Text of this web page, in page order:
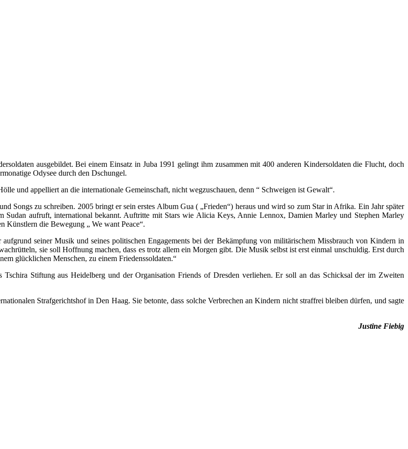
ausgebildet. Bei einem Einsatz in Juba 1991 gelingt ihm zusammen mit 400 anderen Kindersoldaten die Flucht, doch
Odysee durch den Dschungel.
und appelliert an die internationale Gemeinschaft, nicht wegzuschauen, denn “ Schweigen ist Gewalt“.
Songs zu schreiben. 2005 bringt er sein erstes Album Gua ( „Frieden“) heraus und wird so zum Star in Afrika. Ein Jahr später
Sudan aufruft, international bekannt. Auftritte mit Stars wie Alicia Keys, Annie Lennox, Damien Marley und Stephen Marley
Künstlern die Bewegung „ We want Peace“.
seiner Musik und seines politischen Engagements bei der Bekämpfung von militärischem Missbrauch von Kindern in
sie soll Hoffnung machen, dass es trotz allem ein Morgen gibt. Die Musik selbst ist erst einmal unschuldig. Erst durch
glücklichen Menschen, zu einem Friedenssoldaten.“
Stiftung aus Heidelberg und der Organisation Friends of Dresden verliehen. Er soll an das Schicksal der im Zweiten
Strafgerichtshof in Den Haag. Sie betonte, dass solche Verbrechen an Kindern nicht straffrei bleiben dürfen, und sagte
Justine Fiebig